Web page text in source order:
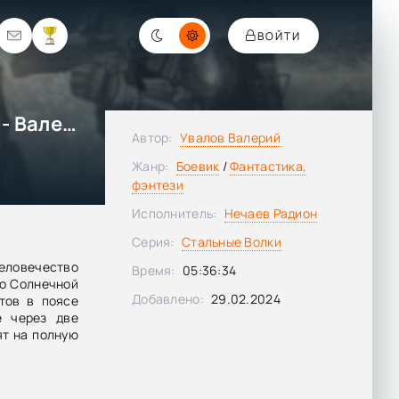
ВОЙТИ
Рождение Земной Федерации - Валерий Увалов
Солнечной
в поясе
через две
на полную
из-за
Автор: Увалов Валерий
Жанр: Боевик /Фантастика,
фэнтези
Исполнитель: Нечаев Радион
Серия: Стальные Волки
Время: 05:36:34
Добавлено: 29.02.2024